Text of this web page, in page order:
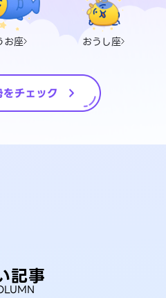
お座 おうし座
記事